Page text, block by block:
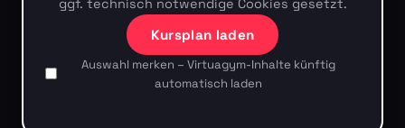
ggf. technisch notwendige Cookies gesetzt.
Kursplan laden
Auswahl merken – Virtuagym-Inhalte künftig
automatisch laden